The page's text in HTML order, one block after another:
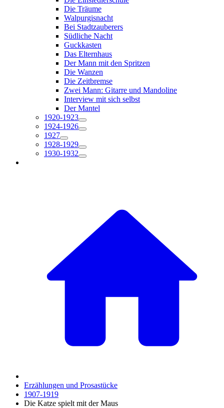
Die Träume
Walpurgisnacht
Bei Stadtzauberers
Südliche Nacht
Guckkasten
Das Elternhaus
Der Mann mit den Spritzen
Die Wanzen
Die Zeitbremse
Zwei Mann: Gitarre und Mandoline
Interview mit sich selbst
Der Mantel
1920-1923
1924-1926
1927
1928-1929
1930-1932
Erzählungen und Prosastücke
1907-1919
Die Katze spielt mit der Maus